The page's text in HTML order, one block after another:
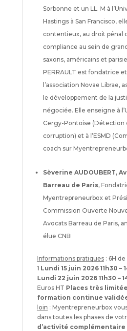
Sorbonne et un LL. M à
Hastings à San Francisco,
contentieux, au droit pénal
compliance au sein de
saxons, américains et
PERRAULT est fondatrice
l’association Novae Librae,
le développement de la
négociée. Elle enseigne à
Cergy-Pontoise (Détection
corruption) et à l’ESMD
coach sur
Sèverine AUDOUBERT,
Barreau de Paris,
Myentrepreneurbox et
Commission Ouverte
Avocats Barreau de Paris,
élue CNB
Informations pratiques: 6H de
1 Lundi 15 juin 2026 11h30 –
Lundi 22 juin 2026 11h30 –
Euros HT Places très
formation continue
loin : Myentrepreneurbox
dans toutes les phases de
d’activité complémentaire